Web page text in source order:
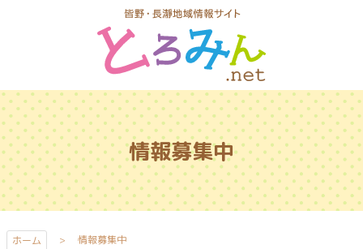
ツ
本
文
へ
ス
キ
ッ
とろみんネッ
ト
情報募集中
ホーム 情報募集中